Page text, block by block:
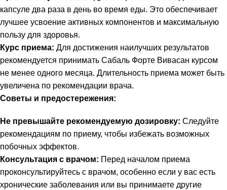
капсуле два раза в день во время еды. Это обеспечивает
лучшее усвоение активных компонентов и максимальную
пользу для здоровья.
Курс приема: Для достижения наилучших результатов
рекомендуется принимать Сабаль Форте Вивасан курсом
не менее одного месяца. Длительность приема может быть
увеличена по рекомендации врача.
Советы и предостережения:
Не превышайте рекомендуемую дозировку: Следуйте
рекомендациям по приему, чтобы избежать возможных
побочных эффектов.
Консультация с врачом: Перед началом приема
проконсультируйтесь с врачом, особенно если у вас есть
хронические заболевания или вы принимаете другие